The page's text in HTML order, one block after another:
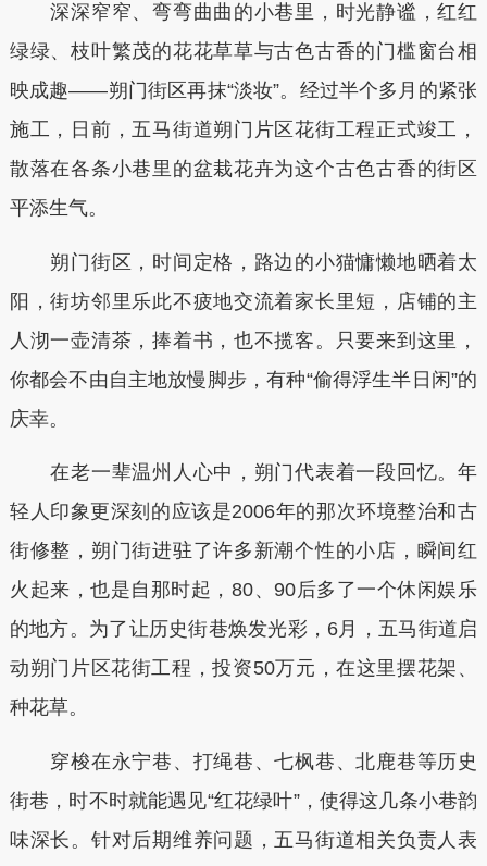
深深窄窄、弯弯曲曲的小巷里，时光静谧，红红
绿绿、枝叶繁茂的花花草草与古色古香的门槛窗台相
映成趣——朔门街区再抹“淡妆”。经过半个多月的紧张
施工，日前，五马街道朔门片区花街工程正式竣工，
散落在各条小巷里的盆栽花卉为这个古色古香的街区
平添生气。
朔门街区，时间定格，路边的小猫慵懒地晒着太
阳，街坊邻里乐此不疲地交流着家长里短，店铺的主
人沏一壶清茶，捧着书，也不揽客。只要来到这里，
你都会不由自主地放慢脚步，有种“偷得浮生半日闲”的
庆幸。
在老一辈温州人心中，朔门代表着一段回忆。年
轻人印象更深刻的应该是2006年的那次环境整治和古
街修整，朔门街进驻了许多新潮个性的小店，瞬间红
火起来，也是自那时起，80、90后多了一个休闲娱乐
的地方。为了让历史街巷焕发光彩，6月，五马街道启
动朔门片区花街工程，投资50万元，在这里摆花架、
种花草。
穿梭在永宁巷、打绳巷、七枫巷、北鹿巷等历史
街巷，时不时就能遇见“红花绿叶”，使得这几条小巷韵
味深长。针对后期维养问题，五马街道相关负责人表